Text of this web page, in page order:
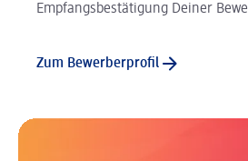
Empfangsbestätigung Deiner
Zum Bewerberprofil